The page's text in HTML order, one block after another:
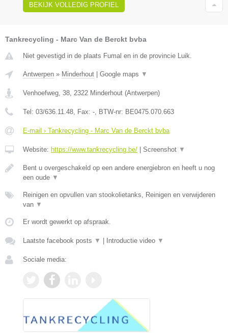
BEKIJK VOLLEDIG PROFIEL
Tankrecycling - Marc Van de Berckt bvba
Niet gevestigd in de plaats Fumal en in de provincie Luik.
Antwerpen » Minderhout | Google maps ▼
Venhoefweg, 38 2322 Minderhout (Antwerpen)
Tel: 03/636.11.48 , Fax: - , BTW-nr: BE0475.070.663
E-mail › Tankrecycling - Marc Van de Berckt bvba
Website: https://www.tankrecycling.be/ | Screenshot ▼
Bent u overgeschakeld op een andere energiebron en heeft u nog
een oude ▼
Reinigen en opvullen van stookolietanks, Reinigen en verwijderen
van ▼
Er wordt gewerkt op afspraak.
Laatste facebook posts ▼ | Introductie video ▼
Sociale media: